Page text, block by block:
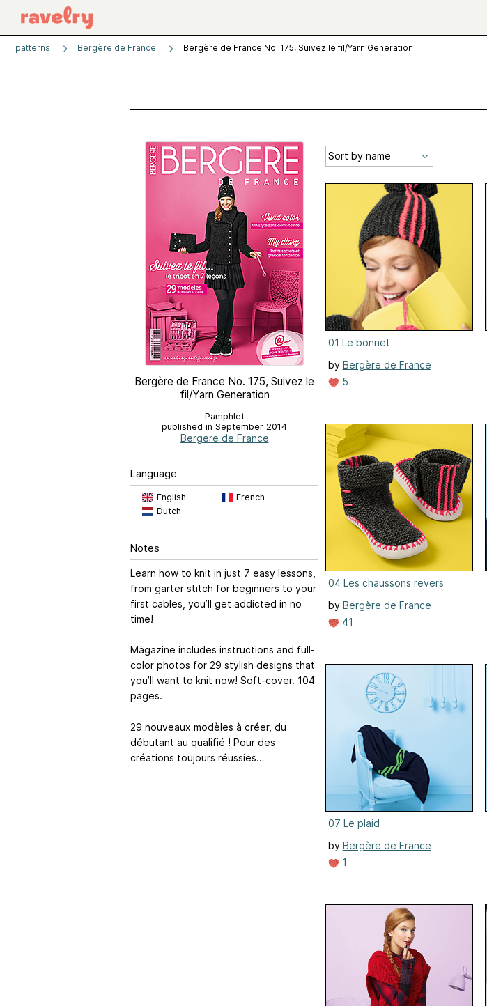
patterns Bergère de France Bergère de France No. 175, Suivez le fil/Yarn Generation
Bergère de France No. 175, Suivez le
fil/Yarn Generation
Pamphlet
published in September 2014
Bergere de France
Language
English
French
Dutch
Notes
Learn how to knit in just 7 easy lessons,
from garter stitch for beginners to your
first cables, you’ll get addicted in no
time!
Magazine includes instructions and full-
color photos for 29 stylish designs that
you’ll want to knit now! Soft-cover. 104
pages.
29 nouveaux modèles à créer, du
débutant au qualifié ! Pour des
créations toujours réussies…
01 Le bonnet
by Bergère de France
5
04 Les chaussons revers
by Bergère de France
41
07 Le plaid
by Bergère de France
1